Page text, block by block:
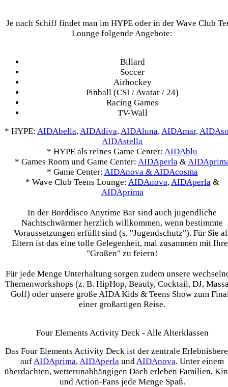
Je nach Schiff findet man im HYPE oder in der Wave Club
Lounge folgende Angebote:
Billard
Soccer
Airhockey
Pinball (CSI / Avatar / 24)
Racing Games
TV-Wall
* HYPE: AIDAbella, AIDAdiva, AIDAluna, AIDAmar,
AIDAstella
* HYPE als reines Game Center: AIDAblu
* Games Room und Game Center: AIDAperla &
* Game Center: AIDAnova & AIDAcosma
* Wave Club Teens Lounge: AIDAnova, AIDAperla &
AIDAprima
In der Borddisco Anytime Bar sind auch jugendliche
Nachtschwärmer herzlich willkommen, wenn bestimmte
Voraussetzungen erfüllt sind (s. "Jugendschutz"). Für Sie
Eltern ist das eine tolle Gelegenheit, mal zusammen mit
"Großen" zu feiern!
Für jede Menge Unterhaltung sorgen zudem unsere
Themenworkshops (z. B. HipHop, Beauty, Cocktail, DJ,
Golf) oder unsere große AIDA Kids & Teens Show zum
einer großartigen Reise.
Four Elements Activity Deck - Alle Alterklassen
Das Four Elements Activity Deck ist der zentrale
auf AIDAprima, AIDAperla und AIDAnova. Unter einem
überdachten, wetterunabhängigen Dach erleben Familien,
und Action-Fans jede Menge Spaß.